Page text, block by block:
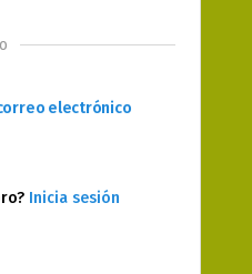
o
electrónico
Inicia sesión